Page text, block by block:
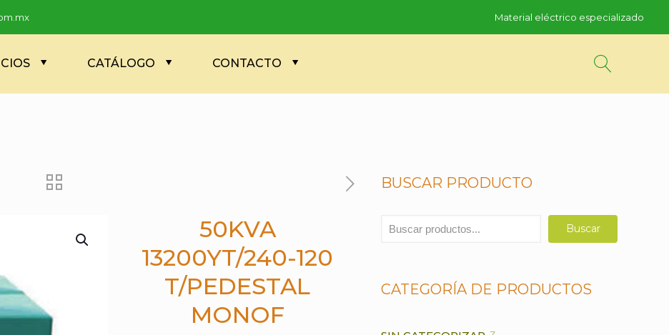
Material eléctrico especializado
CATÁLOGO CONTACTO
50KVA
13200YT/240-120
T/PEDESTAL
MONOF
BUSCAR PRODUCTO
Buscar Buscar
CATEGORÍA DE PRODUCTOS